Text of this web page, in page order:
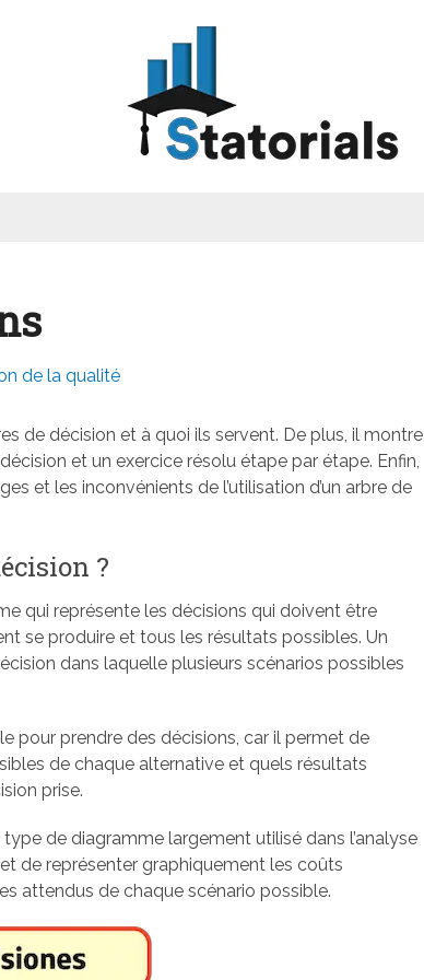
de la qualité
de décision et à quoi ils servent. De plus, il montre
et un exercice résolu étape par étape. Enfin,
et les inconvénients de l’utilisation d’un arbre de
?
qui représente les décisions qui doivent être
se produire et tous les résultats possibles. Un
dans laquelle plusieurs scénarios possibles
pour prendre des décisions, car il permet de
de chaque alternative et quels résultats
prise.
type de diagramme largement utilisé dans l’analyse
de représenter graphiquement les coûts
attendus de chaque scénario possible.